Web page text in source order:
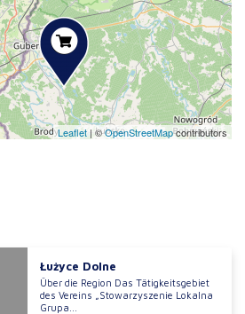
Leaflet | ©OpenStreetMapcontributors
Łużyce Dolne
Über die Region Das Tätigkeitsgebiet
des Vereins „Stowarzyszenie Lokalna
Grupa...